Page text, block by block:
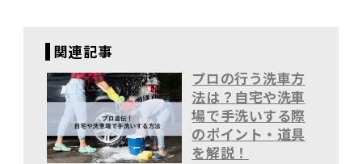
関連記事
プロの行う洗車方
法は？自宅や洗車
場で手洗いする際
のポイント・道具
を解説！